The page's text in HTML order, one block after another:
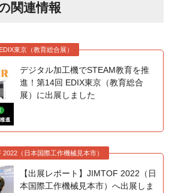
関連情報
東京（教育総合展）
デジタル加工機でSTEAM教育を推
進！第14回 EDIX東京（教育総合
展）に出展しました
2022（日本国際工作機械見本市）
【出展レポート】JIMTOF 2022（日
本国際工作機械見本市）へ出展しま